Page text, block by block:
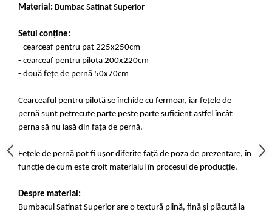
Material: Bumbac Satinat Superior
Setul conține:
- cearceaf pentru pat 225x250cm
- cearceaf pentru pilota 200x220cm
- două fețe de pernă 50x70cm
Cearceaful pentru pilotă se închide cu fermoar, iar fețele de
pernă sunt petrecute parte peste parte suficient astfel încât
perna să nu iasă din fața de pernă.
Fețele de pernă pot fi ușor diferite față de poza de prezentare, în
funcție de cum este croit materialul în procesul de producție.
Despre material:
Bumbacul Satinat Superior are o textură plină, fină și plăcută la